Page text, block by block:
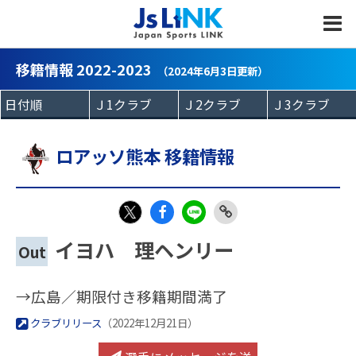
移籍情報 2022-2023 （2024年6月3日更新）
ロアッソ熊本 移籍情報
eb
k
E
Out イヨハ 理ヘンリー
→広島／期限付き移籍期間満了
クラブリリース （2022年12月21日）